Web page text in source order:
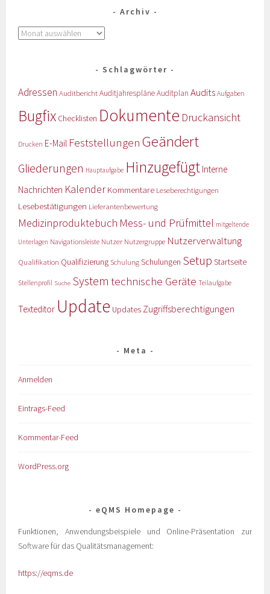
Archiv
Schlagwörter
Adressen AuditberichtAuditjahrespläneAuditplan Audits Aufgaben
Bugfix Checklisten Dokumente Druckansicht
Drucken E-Mail Feststellungen Geändert
Gliederungen Hauptaufgabe Hinzugefügt Interne
Nachrichten KalenderKommentare Leseberechtigungen
Lesebestätigungen Lieferantenbewertung
Medizinproduktebuch Mess- und Prüfmittel mitgeltende
Unterlagen Navigationsleiste Nutzer Nutzergruppe Nutzerverwaltung
Qualifikation Qualifizierung Schulung Schulungen Setup Startseite
Stellenprofil Suche System technische Geräte Teilaufgabe
Texteditor Update Updates Zugriffsberechtigungen
Meta
Anmelden
Eintrags-Feed
Kommentar-Feed
WordPress.org
eQMS Homepage
Funktionen, Anwendungsbeispiele und Online-Präsentation zur
Software für das Qualitätsmanagement:
https://eqms.de